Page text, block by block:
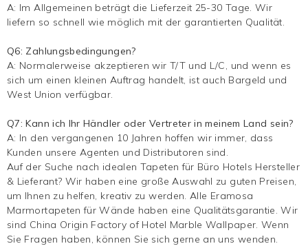
A: Im Allgemeinen beträgt die Lieferzeit 25-30 Tage. Wir
liefern so schnell wie möglich mit der garantierten Qualität.
Q6: Zahlungsbedingungen?
A: Normalerweise akzeptieren wir T/T und L/C, und wenn es
sich um einen kleinen Auftrag handelt, ist auch Bargeld und
West Union verfügbar.
Q7: Kann ich Ihr Händler oder Vertreter in meinem Land sein?
A: In den vergangenen 10 Jahren hoffen wir immer, dass
Kunden unsere Agenten und Distributoren sind.
Auf der Suche nach idealen Tapeten für Büro Hotels Hersteller
& Lieferant? Wir haben eine große Auswahl zu guten Preisen,
um Ihnen zu helfen, kreativ zu werden. Alle Eramosa
Marmortapeten für Wände haben eine Qualitätsgarantie. Wir
sind China Origin Factory of Hotel Marble Wallpaper. Wenn
Sie Fragen haben, können Sie sich gerne an uns wenden.